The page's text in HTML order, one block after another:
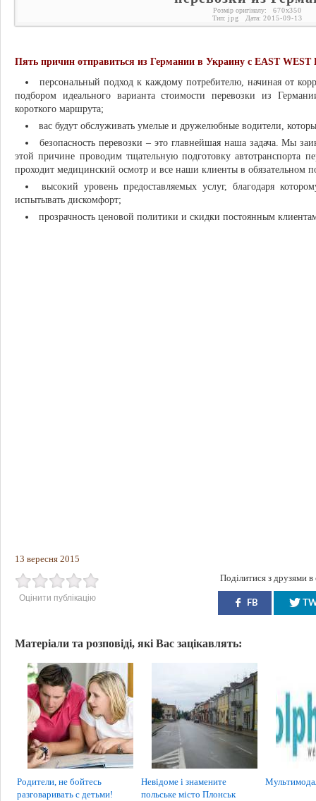
Розмір оригіналу: 670x350
Тип: jpg Дата: 2015-09-13
Пять причин отправиться из Германии в Украину с EAST WEST
персональный подход к каждому потребителю, начиная от
подбором идеального варианта стоимости перевозки из
короткого маршрута;
вас будут обслуживать умелые и дружелюбные водители,
безопасность перевозки – это главнейшая наша задача. Мы
этой причине проводим тщательную подготовку автотранспорта
проходит медицинский осмотр и все наши клиенты в обязательном
высокий уровень предоставляемых услуг, благодаря
испытывать дискомфорт;
прозрачность ценовой политики и скидки постоянным
13 вересня 2015
Оцінити публікацію
Поділитися з друзями
FB
Матеріали та розповіді, які Вас зацікавлять:
Родители, не бойтесь
разговаривать с детьми!
Невідоме і знамените
польське місто Плонськ